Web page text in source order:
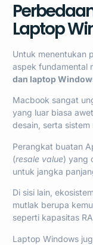
Laptop
Untuk menentukan
aspek fundamental
dan laptop
Macbook sangat
yang luar biasa
desain, serta
Perangkat buatan
(resale value) yang
untuk jangka
Di sisi lain,
mutlak berupa
seperti kapasitas
Laptop Windows